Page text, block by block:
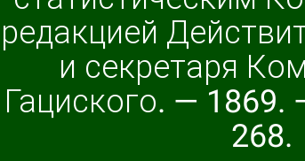
редакцией
и секретаря
Гациского. —
268.